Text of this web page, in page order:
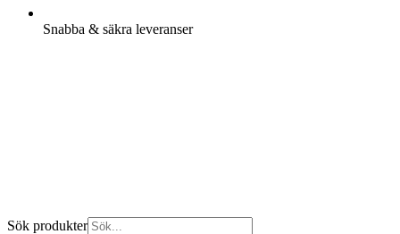
Snabba & säkra leveranser
Sök produkter